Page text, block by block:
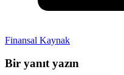
Finansal Kaynak
Bir yanıt yazın